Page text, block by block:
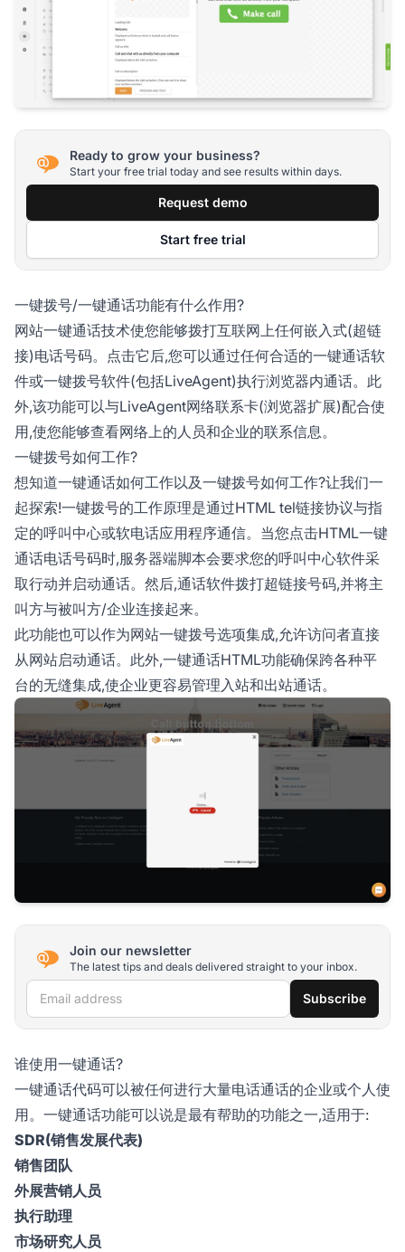
Ready to grow your business?
Start your free trial today and see results within days.
Request demo
Start free trial
一键拨号/一键通话功能有什么作用?
网站一键通话技术使您能够拨打互联网上任何嵌入式(超链
接)电话号码。点击它后,您可以通过任何合适的一键通话软
件或一键拨号软件(包括LiveAgent)执行浏览器内通话。此
外,该功能可以与LiveAgent网络联系卡(浏览器扩展)配合使
用,使您能够查看网络上的人员和企业的联系信息。
一键拨号如何工作?
想知道一键通话如何工作以及一键拨号如何工作?让我们一
起探索!一键拨号的工作原理是通过HTML tel链接协议与指
定的呼叫中心或软电话应用程序通信。当您点击HTML一键
通话电话号码时,服务器端脚本会要求您的呼叫中心软件采
取行动并启动通话。然后,通话软件拨打超链接号码,并将主
叫方与被叫方/企业连接起来。
此功能也可以作为网站一键拨号选项集成,允许访问者直接
从网站启动通话。此外,一键通话HTML功能确保跨各种平
台的无缝集成,使企业更容易管理入站和出站通话。
Join our newsletter
The latest tips and deals delivered straight to your inbox.
Email address Subscribe
谁使用一键通话?
一键通话代码可以被任何进行大量电话通话的企业或个人使
用。一键通话功能可以说是最有帮助的功能之一,适用于:
SDR(销售发展代表)
销售团队
外展营销人员
执行助理
市场研究人员